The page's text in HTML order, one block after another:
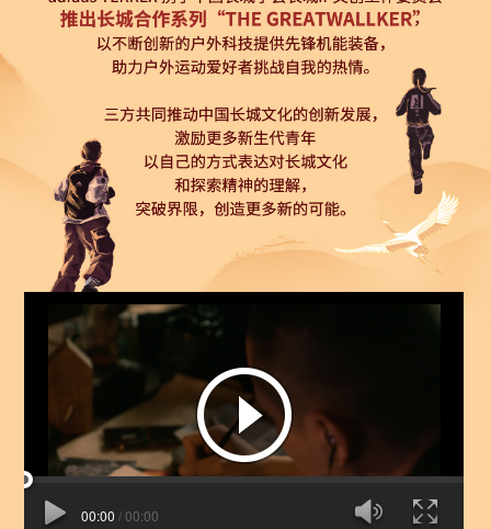
00:00 / 00:00